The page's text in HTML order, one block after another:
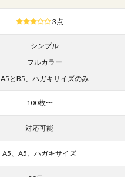
3点
シンプル
フルカラー
A5とB5、ハガキサイズのみ
100枚〜
対応可能
A5、 A5、ハガキサイズ